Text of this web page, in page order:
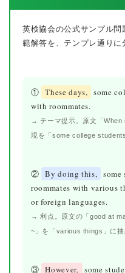
英検協会の公式サンプル
範解答を、テンプレ通りに
① These days, some
with roommates.
→ テーマ提示。原文「
現を「some college students
② By doing this,
roommates with various
or foreign languages.
→ 利点。原文の「good at
~」を「various things」に抽
③ However, some